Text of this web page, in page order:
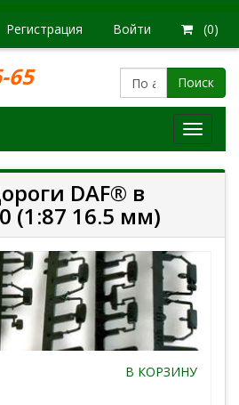
Регистрация Войти (0)
65 Поиск
Модели
дорог
DAF® в
(1:87 16.5 мм)
В КОРЗИНУ